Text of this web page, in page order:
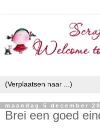
maandag 5 december
Brei een goed